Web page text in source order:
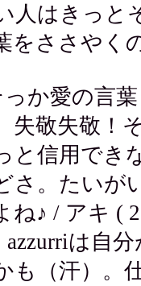
人はきっと
をささやく
愛の言葉
失敬失敬！
と信用でき
さ。たいが
ね♪ / アキ (
azzurriは自
も（汗）。